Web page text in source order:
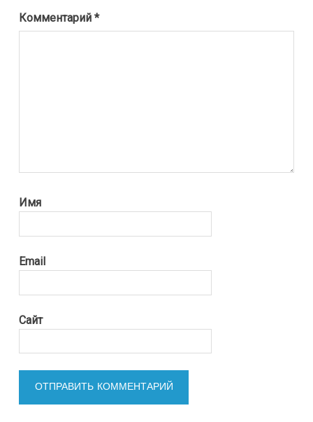
Комментарий*
Имя
Email
Сайт